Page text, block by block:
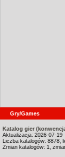
Gry/Games
Katalog gier
Aktualizacja: 2026-07-19
Liczba katalogów: 8878,
Zmian katalogów: 1,